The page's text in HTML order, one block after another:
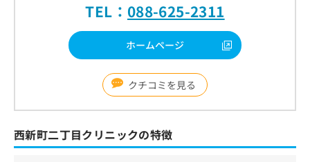
TEL： 088-625-2311
ホームページ
クチコミを見る
西新町二丁目クリニックの特徴